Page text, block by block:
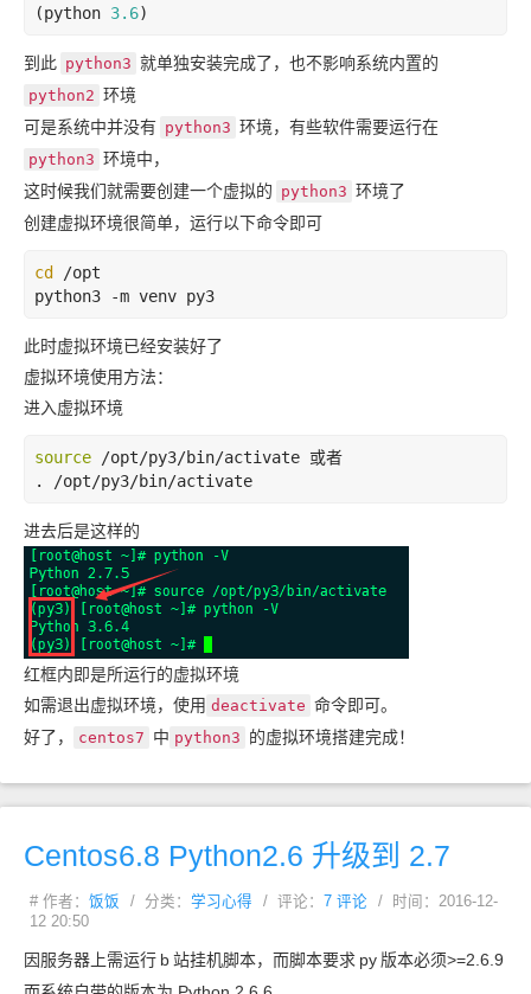
(python 3.6
到此 python3 就单独安装完成了，也不影响系统内置的
python2 环境
可是系统中并没有 python3 环境，有些软件需要运行在
python3 环境中，
这时候我们就需要创建一个虚拟的 python3 环境了
创建虚拟环境很简单，运行以下命令即可
cd
/opt
python3 -m venv py3
此时虚拟环境已经安装好了
虚拟环境使用方法：
进入虚拟环境
source /opt/py3/bin/activate 或者
. /opt/py3/bin/activate
进去后是这样的
红框内即是所运行的虚拟环境
如需退出虚拟环境，使用 deactivate 命令即可。
好了，
centos7 中 python3 的虚拟环境搭建完成！
Centos6.8 Python2.6 升级到 2.7
# 作者： 饭饭 / 分类： 学习心得 / 评论： 7 评论
/ 时间：2016-12-
12 20:50
因服务器上需运行 b站挂机脚本，而脚本要求 py 版本必须>=2.6.9